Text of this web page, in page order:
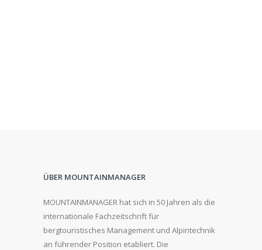
ÜBER MOUNTAINMANAGER
MOUNTAINMANAGER hat sich in 50 Jahren als die
internationale Fachzeitschrift für
bergtouristisches Management und Alpintechnik
an führender Position etabliert. Die